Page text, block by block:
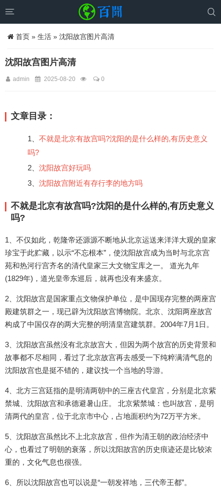
 
首页 » 生活 » 沈阳故宫图片高清
沈阳故宫图片高清
admin 2025-08-20 0
文章目录：
1、 不就是北京有故宫吗?沈阳的是什么样的,有历史意义
吗?
2、 沈阳故宫好玩吗
3、 沈阳故宫附近有存行李的地方吗
不就是北京有故宫吗?沈阳的是什么样的,有历史意义
吗?
1、不仅如此，乾隆帝还源源不断地从北京运送来洋洋大观的皇家
珍宝于此贮藏，以示“不忘根本”，使沈阳故宫成为当时与北京宫
苑和热河行宫齐名的清代皇家三大文物宝库之一。 道光九年
(1829年)，道光皇帝东巡后，就再也没有来盛京。
2、沈阳故宫是国家重点文物保护单位，是中国现存完整的两座宫
殿建筑群之一，现已辟为沈阳故宫博物院。北京、沈阳两座故宫
构成了中国仅存的两大完整的明清皇宫建筑群。2004年7月1日。
3、沈阳故宫虽然没有北京故宫大，但因为两个故宫的历史背景和
故事都不尽相同，看过了北京故宫再去感受一下纯粹满清气息的
沈阳故宫也是挺不错的，建议找一个当地的导游。
4、北方三宫廷指的是明清两朝中的三座古代皇宫，分别是北京紫
禁城、沈阳故宫和承德避暑山庄。 北京紫禁城：也叫故宫，是明
清两代的皇宫，位于北京市中心，占地面积约为72万平方米。
5、沈阳故宫虽然比不上北京故宫，但作为清王朝的政治经济中
心，也看过了明朝的衰落，所以沈阳故宫的历史痕迹还是比较浓
重的，文化气息也很强。
6、所以沈阳故宫也可以说是“一朝发祥地，三代帝王都”。